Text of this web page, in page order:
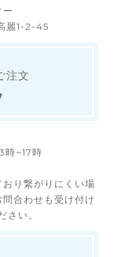
麗1-2-45
注文
時~17時
り繋がりにくい場
合わせも受け付け
さい。